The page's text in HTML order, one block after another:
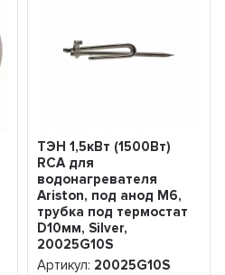
ТЭН 1,5кВт (1500Вт)
RCA для
водонагревателя
Ariston, под анод М6,
трубка под термостат
D10мм, Silver,
20025G10S
Артикул: 20025G10S